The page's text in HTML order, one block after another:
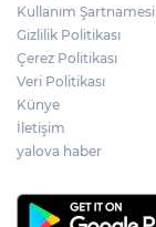
Kullanım Şartnamesi
Gizlilik Politikası
Çerez Politikası
Veri Politikası
Künye
İletişim
yalova haber